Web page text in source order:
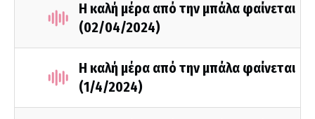
Η καλή μέρα από την μπάλα φαίνεται
(02/04/2024)
Η καλή μέρα από την μπάλα φαίνεται
(1/4/2024)